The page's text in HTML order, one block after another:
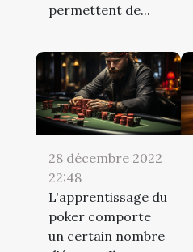
permettent de...
28 décembre 2022
22:48
L'apprentissage du
poker comporte
un certain nombre